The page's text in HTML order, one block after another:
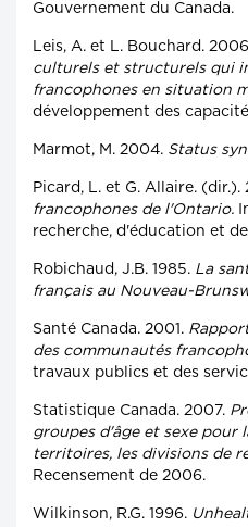
Gouvernement du Canada.
Leis, A. et L. Bouchard.
culturels et structurels qui
francophones en situation
développement des
Marmot, M. 2004. Status
Picard, L. et G. Allaire.
francophones de l'Ontario.
recherche, d'éducation et
Robichaud, J.B. 1985. La
français au Nouveau-
Santé Canada. 2001.
des communautés
travaux publics et des
Statistique Canada. 2007.
groupes d'âge et sexe pour
territoires, les divisions de
Recensement de 2006.
Wilkinson, R.G. 1996.